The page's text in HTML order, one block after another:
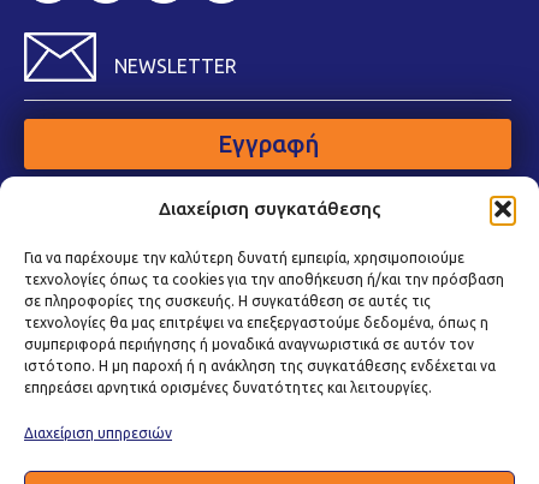
Διαχείριση συγκατάθεσης
Για να παρέχουμε την καλύτερη δυνατή εμπειρία, χρησιμοποιούμε
τεχνολογίες όπως τα cookies για την αποθήκευση ή/και την πρόσβαση
σε πληροφορίες της συσκευής. Η συγκατάθεση σε αυτές τις
τεχνολογίες θα μας επιτρέψει να επεξεργαστούμε δεδομένα, όπως η
συμπεριφορά περιήγησης ή μοναδικά αναγνωριστικά σε αυτόν τον
ιστότοπο. Η μη παροχή ή η ανάκληση της συγκατάθεσης ενδέχεται να
επηρεάσει αρνητικά ορισμένες δυνατότητες και λειτουργίες.
Διαχείριση υπηρεσιών
NEWSLETTER
Εγγραφή